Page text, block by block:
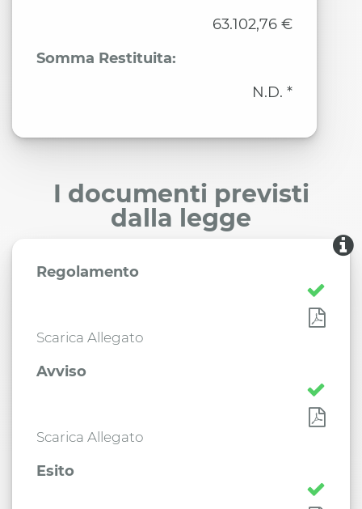
63.102,76 €
Somma Restituita:
N.D. *
I documenti previsti
dalla legge
Regolamento
Scarica Allegato
Avviso
Scarica Allegato
Esito